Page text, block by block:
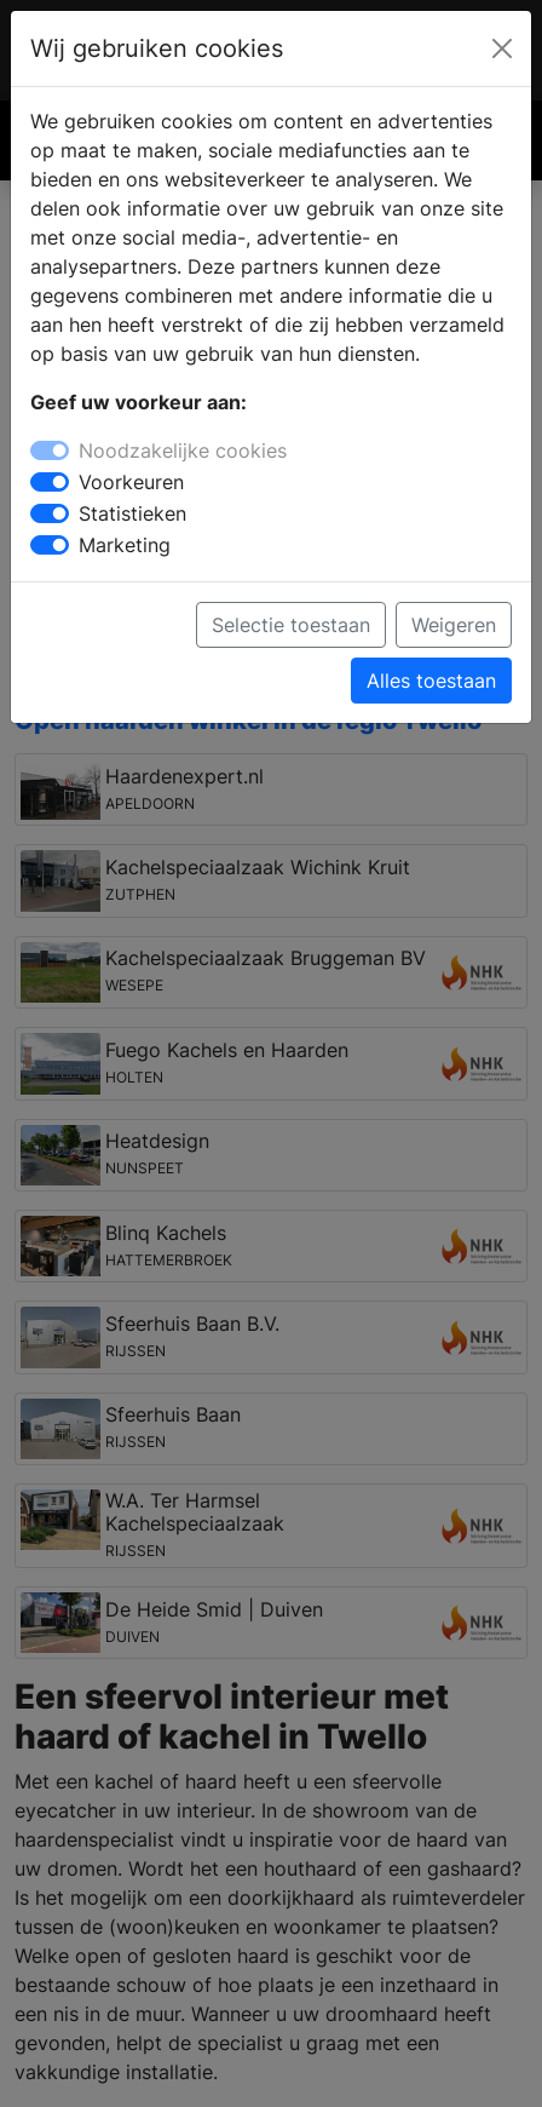
€ 0.00
Haard of kachel vinden in
Twello
Bezoek een haardenspecialist in de omgeving en
bekijk alle soorten haarden in de showroom. De
specialist zal u graag adviseren over een geschikte
haard toegepast op uw woonsituatie en budget en
over een vakkundige installatie van uw eigen haard.
Laat u informeren over de verschillende
mogelijkheden op het gebied van open haarden,
gashaarden, liftdeurhaarden, cv houthaarden, pellet
kachels, houtkachels, gaskachels en geschikte
Open haarden winkel in de regio Twello
Haardenexpert.nl
APELDOORN
Kachelspeciaalzaak Wichink Kruit
ZUTPHEN
Kachelspeciaalzaak Bruggeman BV
WESEPE
Fuego Kachels en Haarden
HOLTEN
Heatdesign
NUNSPEET
Blinq Kachels
HATTEMERBROEK
Sfeerhuis Baan B.V.
RIJSSEN
Sfeerhuis Baan
RIJSSEN
W.A. Ter Harmsel
Kachelspeciaalzaak
RIJSSEN
De Heide Smid | Duiven
DUIVEN
Een sfeervol interieur met
haard of kachel in Twello
Met een kachel of haard heeft u een sfeervolle
eyecatcher in uw interieur. In de showroom van de
haardenspecialist vindt u inspiratie voor de haard van
uw dromen. Wordt het een houthaard of een gashaard?
Is het mogelijk om een doorkijkhaard als ruimteverdeler
tussen de (woon)keuken en woonkamer te plaatsen?
Welke open of gesloten haard is geschikt voor de
bestaande schouw of hoe plaats je een inzethaard in
een nis in de muur. Wanneer u uw droomhaard heeft
gevonden, helpt de specialist u graag met een
vakkundige installatie.
Wij gebruiken cookies
We gebruiken cookies om content en advertenties
op maat te maken, sociale mediafuncties aan te
bieden en ons websiteverkeer te analyseren. We
delen ook informatie over uw gebruik van onze site
met onze social media-, advertentie- en
analysepartners. Deze partners kunnen deze
gegevens combineren met andere informatie die u
aan hen heeft verstrekt of die zij hebben verzameld
op basis van uw gebruik van hun diensten.
Geef uw voorkeur aan:
Noodzakelijke cookies
Voorkeuren
Statistieken
Marketing
Selectie toestaan Weigeren
Alles toestaan